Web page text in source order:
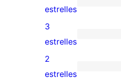
de
5
estrelles
0
valoracions
de
4
estrelles
estrelles
0
valoracions
de
3
estrelles
0
2
estrelles